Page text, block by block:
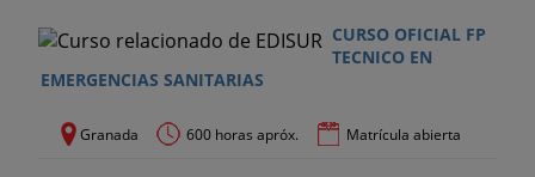
CURSO OFICIAL FP
TECNICO EN
EMERGENCIAS SANITARIAS
Granada 600 horas apróx. Matrícula abierta